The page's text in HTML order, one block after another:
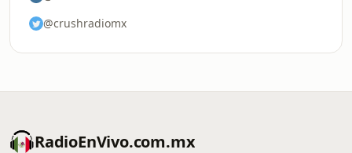
@crushradiomx
RadioEnVivo.com.mx